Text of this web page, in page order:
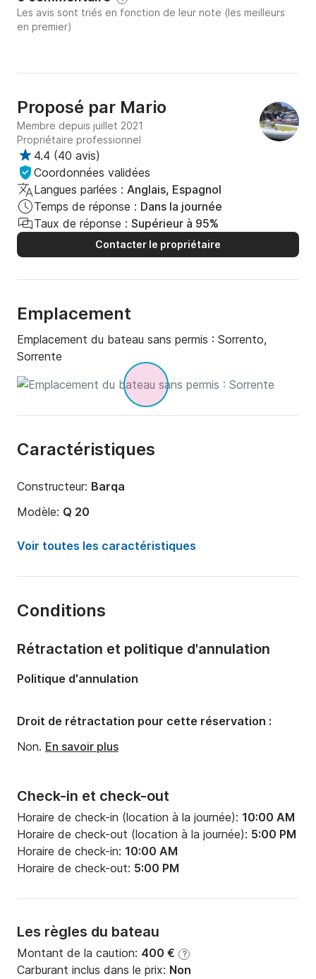
Les avis sont triés en fonction de leur note (les meilleurs
en premier)
Proposé par Mario
Membre depuis juillet 2021
Propriétaire professionnel
4.4 (40 avis)
Coordonnées validées
Langues parlées : Anglais, Espagnol
Temps de réponse : Dans la journée
Taux de réponse : Supérieur à 95%
Contacter le propriétaire
Emplacement
Emplacement du bateau sans permis : Sorrento,
Sorrente
Caractéristiques
Constructeur: Barqa
Modèle: Q 20
Puissance moteur:
Capacité à bord:
Voir toutes les caractéristiques
Conditions
Check-in et check-out
Horaire de check-in (location à la journée): 10:00 AM
Horaire de check-out (location à la journée): 5:00 PM
Horaire de check-in: 10:00 AM
Horaire de check-out: 5:00 PM
Les règles du bateau
Montant de la caution: 400 € ?
Carburant inclus dans le prix: Non
Rétractation et politique d'annulation
Politique d'annulation
Droit de rétractation pour cette réservation :
Non. En savoir plus